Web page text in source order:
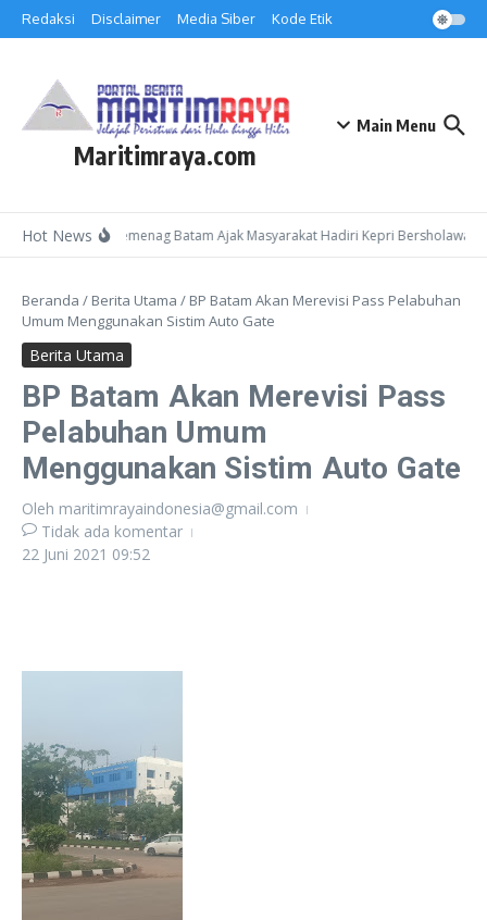
Lewati ke konten
Redaksi Disclaimer Media Siber Kode Etik
Maritimraya.com
Main Menu
Hot NewsKepala Kemenag Batam Ajak Masyarakat Hadiri Kepri Bersholawat 3
Beranda / Berita Utama / BP Batam Akan Merevisi Pass Pelabuhan
Umum Menggunakan Sistim Auto Gate
Berita Utama
BP Batam Akan Merevisi Pass
Pelabuhan Umum
Menggunakan Sistim Auto Gate
Oleh maritimrayaindonesia@gmail.com
Tidak ada komentar
22 Juni 2021 09:52